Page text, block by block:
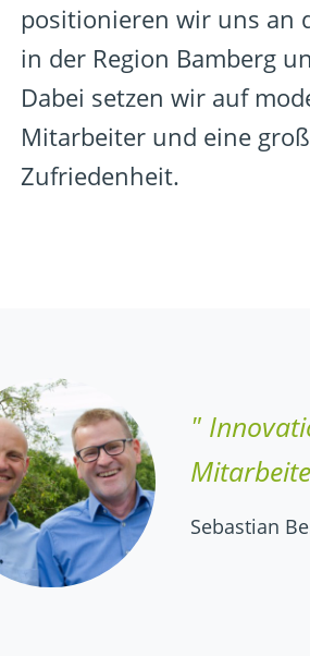
positionieren wir uns an
in der Region Bamberg
Dabei setzen wir auf
Mitarbeiter und eine
Zufriedenheit.
"
Sebastian